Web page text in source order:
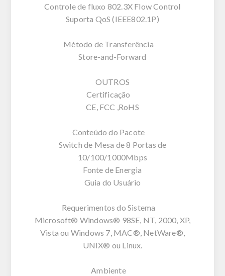
Controle de fluxo 802.3X Flow Control
Suporta QoS (IEEE802.1P)
Método de Transferência
Store-and-Forward
OUTROS
Certificação
CE, FCC ,RoHS
Conteúdo do Pacote
Switch de Mesa de 8 Portas de
10/100/1000Mbps
Fonte de Energia
Guia do Usuário
Requerimentos do Sistema
Microsoft® Windows® 98SE, NT, 2000, XP,
Vista ou Windows 7, MAC®, NetWare®,
UNIX® ou Linux.
Ambiente